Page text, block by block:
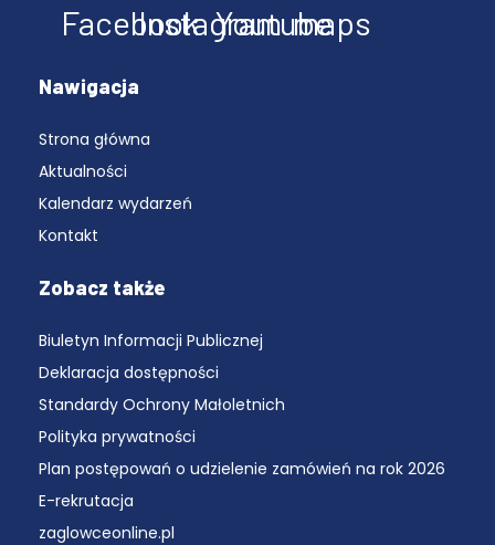
FacebookInstagram
Youtubemaps
Nawigacja
Strona główna
Aktualności
Kalendarz wydarzeń
Kontakt
Zobacz także
Biuletyn Informacji Publicznej
Deklaracja dostępności
Standardy Ochrony Małoletnich
Polityka prywatności
Plan postępowań o udzielenie zamówień na rok 2026
E-rekrutacja
zaglowceonline.pl